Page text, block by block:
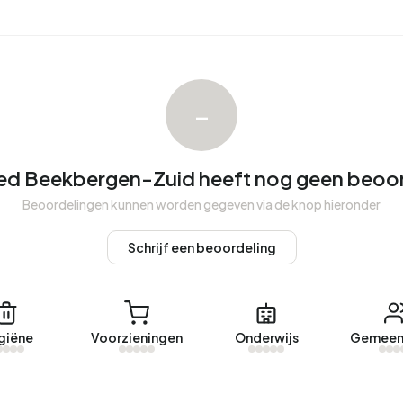
Beekbergen-Zuid. De meest recentelijke woning is
B.V. op Vastgoed Nederland. Het
Beekbergen-Zuid. Een aanbod werd gemiddeld in
met een geregistreerd energielabel. De meest
–
Beekbergen-Zuid heeft nog geen
Beoordelingen kunnen worden gegeven via de knop hieronder
Schrijf een beoordeling
Voorzieningen Onderwijs